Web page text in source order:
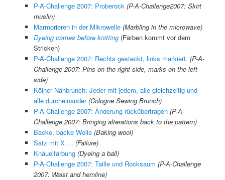
P-A-Challenge 2007: Proberock (P-A-Challenge2007: Skirt
muslin)
Marmorieren in der Mikrowelle (Marbling in the microwave)
Dyeing comes before knitting(Färben kommt vor dem
Stricken)
P-A-Challenge 2007: Rechts gesteckt, links markiert. (P-A-
Challenge 2007: Pins on the right side, marks on the left
side)
Kölner Nähbrunch: Jeder mit jedem, alle gleichzeitig und
alle durcheinander (Cologne Sewing Brunch)
P-A-Challenge 2007: Änderung rückübertragen (P-A-
Challenge 2007: Bringing alterations back to the pattern)
Backe, backe Wolle (Baking wool)
Satz mit X…. (Failure)
Knäuelfärbung (Dyeing a ball)
P-A-Challenge 2007: Taille und Rocksaum (P-A-Challenge
2007: Waist and hemline)